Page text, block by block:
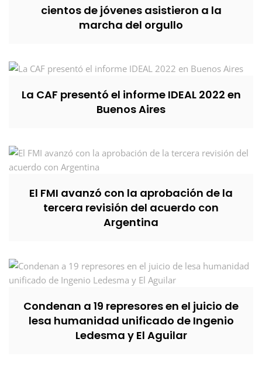
cientos de jóvenes asistieron a la
marcha del orgullo
La CAF presentó el informe IDEAL 2022 en
Buenos Aires
El FMI avanzó con la aprobación de la
tercera revisión del acuerdo con
Argentina
Condenan a 19 represores en el juicio de
lesa humanidad unificado de Ingenio
Ledesma y El Aguilar